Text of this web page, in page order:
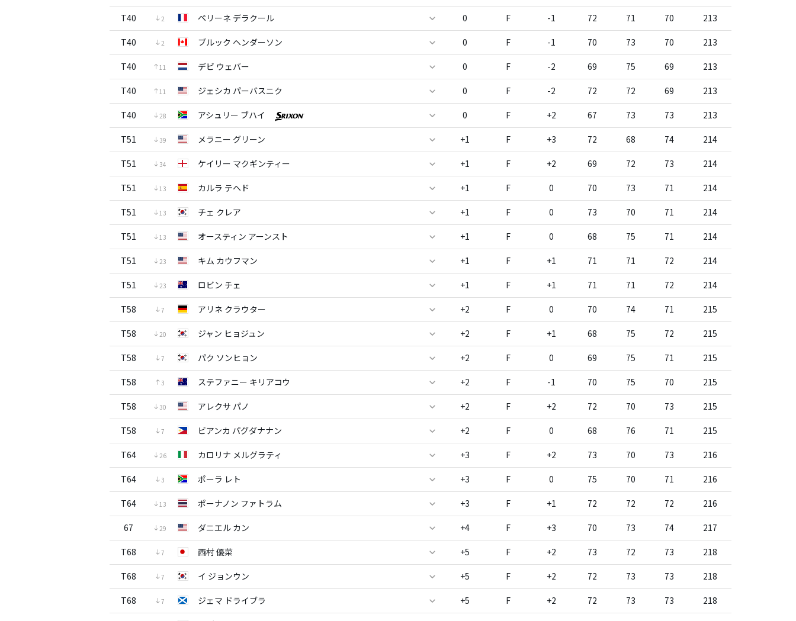
T40 2 ペリーネ デラクール 0 F -1 72 71 70 213
T40 2 ブルック ヘンダーソン 0 F -1 70 73 70 213
T40 11 デビ ウェバー 0 F -2 69 75 69 213
T40 11 ジェシカ パーバスニク 0 F -2 72 72 69 213
T40 28 アシュリー ブハイ 0 F +2 67 73 73 213
T51 39 メラニー グリーン +1 F +3 72 68 74 214
T51 34 ケイリー マクギンティー +1 F +2 69 72 73 214
T51 13 カルラ テヘド +1 F 0 70 73 71 214
T51 13 チェ クレア +1 F 0 73 70 71 214
T51 13 オースティン アーンスト +1 F 0 68 75 71 214
T51 23 キム カウフマン +1 F +1 71 71 72 214
T51 23 ロビン チェ +1 F +1 71 71 72 214
T58 7 アリネ クラウター +2 F 0 70 74 71 215
T58 20 ジャン ヒョジュン +2 F +1 68 75 72 215
T58 7 パク ソンヒョン +2 F 0 69 75 71 215
T58 3 ステファニー キリアコウ +2 F -1 70 75 70 215
T58 30 アレクサ パノ +2 F +2 72 70 73 215
T58 7 ビアンカ パグダナナン +2 F 0 68 76 71 215
T64 26 カロリナ メルグラティ +3 F +2 73 70 73 216
T64 3 ポーラ レト +3 F 0 75 70 71 216
T64 13 ポーナノン ファトラム +3 F +1 72 72 72 216
67 29 ダニエル カン +4 F +3 70 73 74 217
T68 7 西村 優菜 +5 F +2 73 72 73 218
T68 7 イ ジョンウン +5 F +2 72 73 73 218
T68 7 ジェマ ドライブラ +5 F +2 72 73 73 218